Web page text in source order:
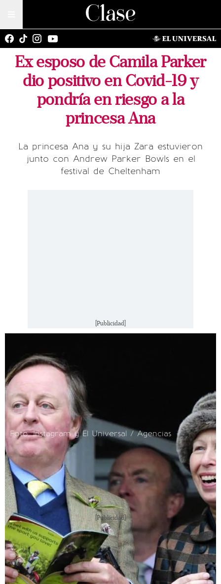
Ex esposo de Camila Parker
dio positivo en Covid-19 y
pondría en riesgo a la
princesa Ana
La princesa Ana y su hija Zara estuvieron
junto con Andrew Parker Bowls en el
festival de Cheltenham
[Publicidad]
Foto: Instagram y El Universal / Agencias
[Publicidad]